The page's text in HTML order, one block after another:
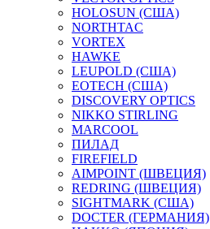
HOLOSUN (США)
NORTHTAC
VORTEX
HAWKE
LEUPOLD (США)
EOTECH (США)
DISCOVERY OPTICS
NIKKO STIRLING
MARCOOL
ПИЛАД
FIREFIELD
AIMPOINT (ШВЕЦИЯ)
REDRING (ШВЕЦИЯ)
SIGHTMARK (США)
DOCTER (ГЕРМАНИЯ)